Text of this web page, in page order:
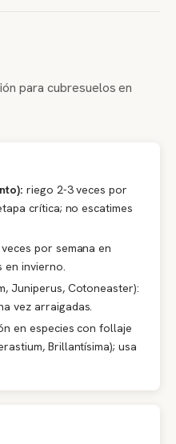
para cubresuelos en
riego 2-3 veces por
crítica; no escatimes
por semana en
en invierno.
Juniperus, Cotoneaster):
vez arraigadas.
en especies con follaje
Brillantísima); usa